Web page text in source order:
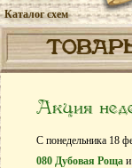
Каталог схем
Акция
С понедельника 18
080 Дубовая Роща и